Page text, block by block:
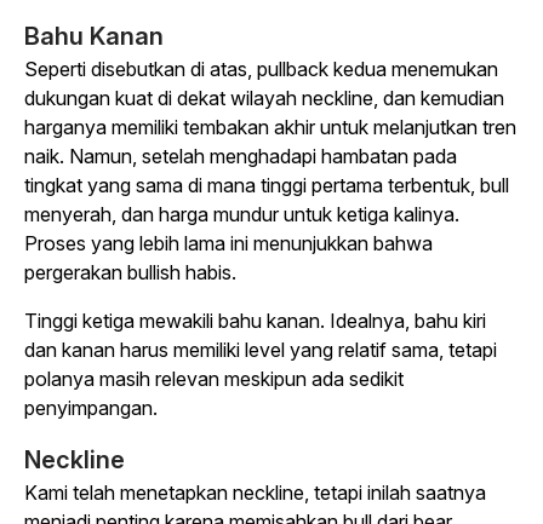
Bahu Kanan
Seperti disebutkan di atas, pullback kedua menemukan
dukungan kuat di dekat wilayah neckline, dan kemudian
harganya memiliki tembakan akhir untuk melanjutkan tren
naik. Namun, setelah menghadapi hambatan pada
tingkat yang sama di mana tinggi pertama terbentuk, bull
menyerah, dan harga mundur untuk ketiga kalinya.
Proses yang lebih lama ini menunjukkan bahwa
pergerakan bullish habis.
Tinggi ketiga mewakili bahu kanan. Idealnya, bahu kiri
dan kanan harus memiliki level yang relatif sama, tetapi
polanya masih relevan meskipun ada sedikit
penyimpangan.
Neckline
Kami telah menetapkan neckline, tetapi inilah saatnya